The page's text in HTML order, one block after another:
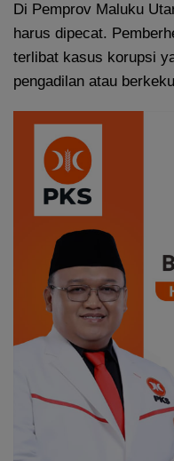
Di Pemprov Maluku
harus dipecat.
terlibat kasus korupsi
pengadilan atau